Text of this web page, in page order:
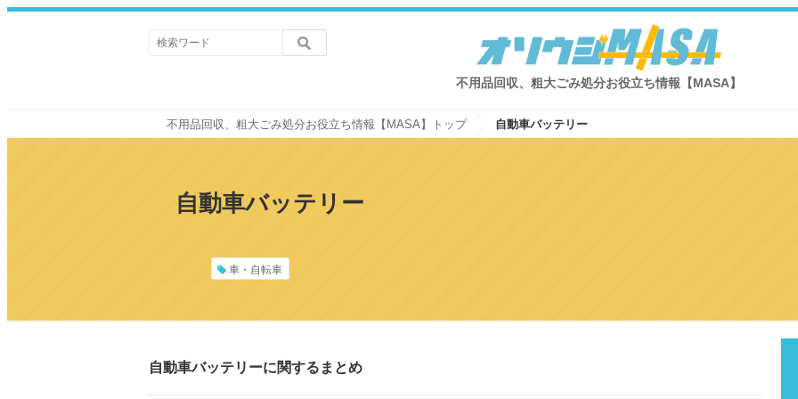
不用品回収、粗大ごみ処分お役立ち情報【MASA】
不用品回収、粗大ごみ処分お役立ち情報【MASA】トップ 自動車バッテリー
自動車バッテリー
車・自転車
自動車バッテリーに関するまとめ